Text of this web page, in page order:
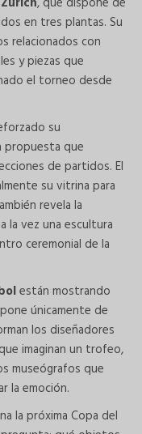
en tres plantas. Su
relacionados con
y piezas que
el torneo desde
su
propuesta que
de partidos. El
su vitrina para
revela la
la vez una escultura
ceremonial de la
están mostrando
únicamente de
los diseñadores
imaginan un trofeo,
museógrafos que
la emoción.
la próxima Copa del